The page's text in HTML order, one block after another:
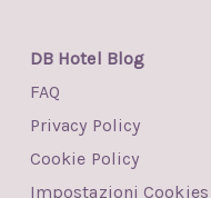
DB Hotel Blog
FAQ
Privacy Policy
Cookie Policy
Impostazioni Cookies